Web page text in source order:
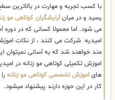
با کسب تجربه و مهارت در بالاترین
رسید و در میانآرایشگران کوتاهی مو
می شود. اما معمولا کسانی که در دوره
امیدیه شرکت می کنند ، از نکات
مند خواهند شد که به آسانی نمیتوان
اموزش تکمیلی کوتاهی مو زنانه در
های اموزش تخصصی کوتاهی مو زنانه
کار در این حوزه دارند پیشنهاد میشود.